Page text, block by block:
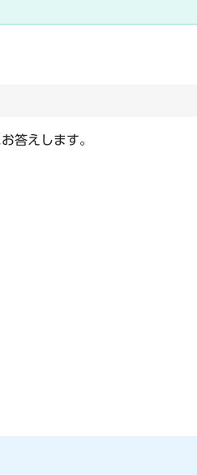
答えします。